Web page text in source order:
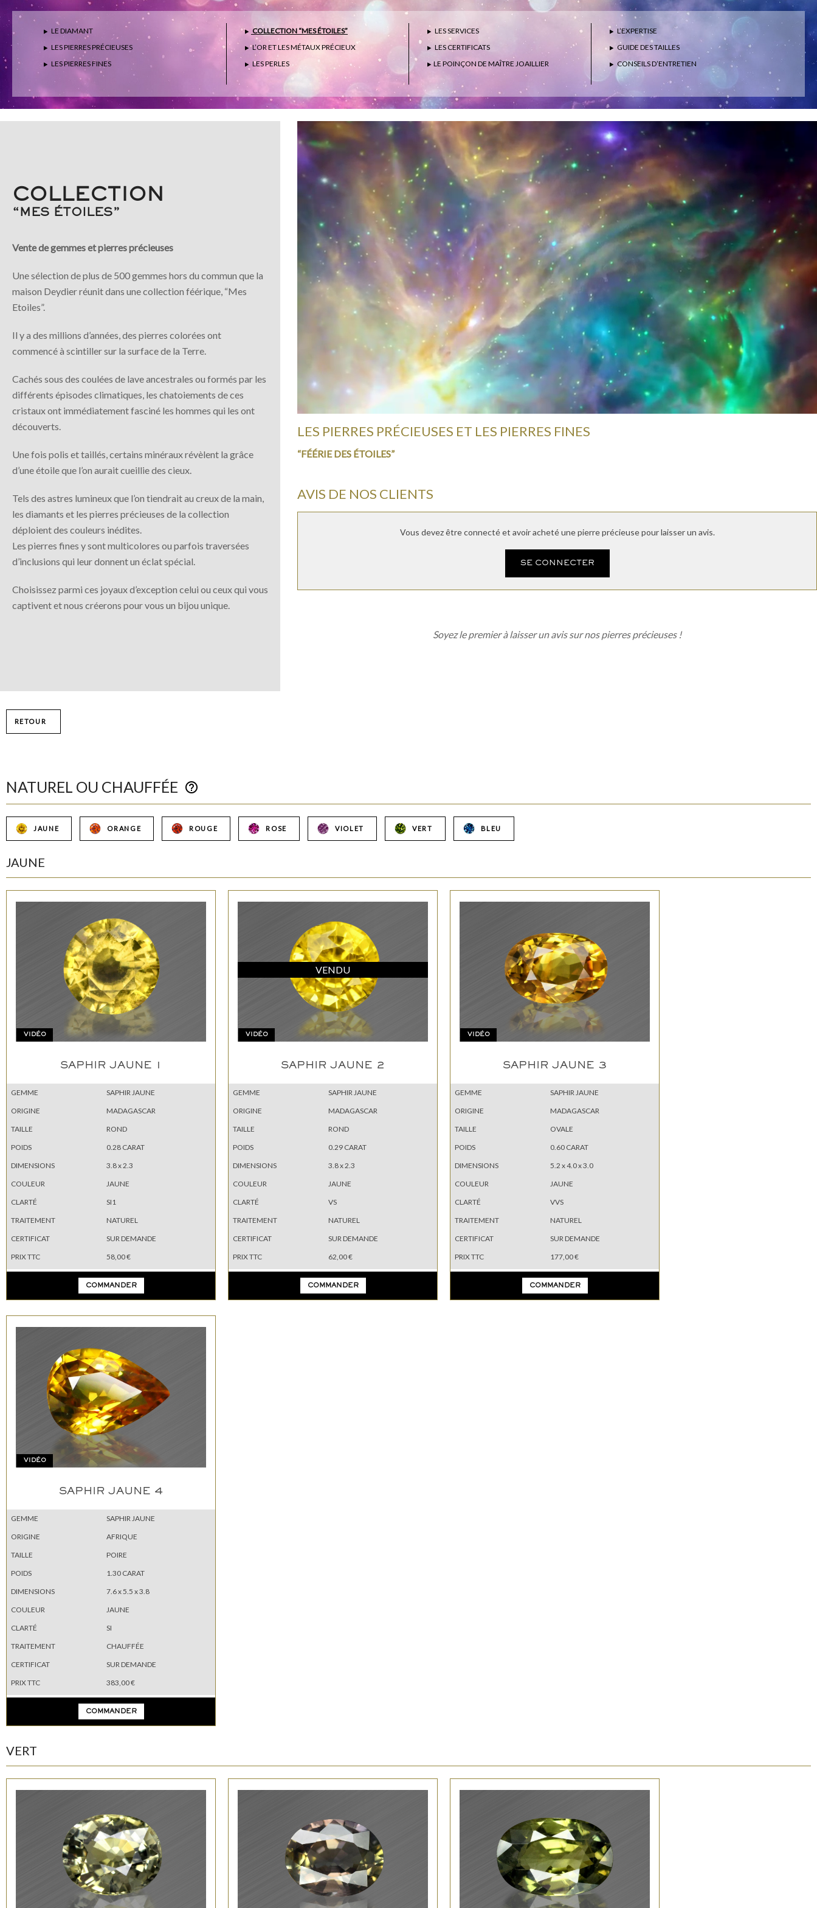
LE DIAMANT
LES PIERRES PRÉCIEUSES
LES PIERRES FINES
COLLECTION “MES ÉTOILES”
L’OR ET LES MÉTAUX PRÉCIEUX
LES PERLES
LES SERVICES
LES CERTIFICATS
LE POINÇON DE MAÎTRE JOAILLIER
L’EXPERTISE
GUIDE DES TAILLES
CONSEILS D’ENTRETIEN
COLLECTION
“MES ÉTOILES”
Vente de gemmes et pierres précieuses
Une sélection de plus de 500 gemmes hors du commun que la
maison Deydier réunit dans une collection féérique, “Mes
Etoiles”.
Il y a des millions d’années, des pierres colorées ont
commencé à scintiller sur la surface de la Terre.
Cachés sous des coulées de lave ancestrales ou formés par les
différents épisodes climatiques, les chatoiements de ces
cristaux ont immédiatement fasciné les hommes qui les ont
découverts.
Une fois polis et taillés, certains minéraux révèlent la grâce
d’une étoile que l’on aurait cueillie des cieux.
Tels des astres lumineux que l’on tiendrait au creux de la main,
les diamants et les pierres précieuses de la collection
déploient des couleurs inédites.
Les pierres fines y sont multicolores ou parfois traversées
d’inclusions qui leur donnent un éclat spécial.
Choisissez parmi ces joyaux d’exception celui ou ceux qui vous
captivent et nous créerons pour vous un bijou unique.
LES PIERRES PRÉCIEUSES ET LES PIERRES FINES
“FÉÉRIE DES ÉTOILES”
AVIS DE NOS CLIENTS
Vous devez être connecté et avoir acheté une pierre précieuse pour laisser un avis.
SE CONNECTER
Soyez le premier à laisser un avis sur nos pierres précieuses !
RETOUR
NATUREL OU CHAUFFÉE help_outline
JAUNE ORANGE ROUGE ROSE VIOLET VERT BLEU
JAUNE
VIDÉO
SAPHIR JAUNE 1
GEMME
SAPHIR JAUNE
ORIGINE
MADAGASCAR
TAILLE
ROND
POIDS
0.28 CARAT
DIMENSIONS
3.8 x 2.3
COULEUR
JAUNE
CLARTÉ
SI1
TRAITEMENT
NATUREL
CERTIFICAT
SUR DEMANDE
PRIX TTC
58,00 €
COMMANDER
VENDU
VIDÉO
SAPHIR JAUNE 2
GEMME
SAPHIR JAUNE
ORIGINE
MADAGASCAR
TAILLE
ROND
POIDS
0.29 CARAT
DIMENSIONS
3.8 x 2.3
COULEUR
JAUNE
CLARTÉ
VS
TRAITEMENT
NATUREL
CERTIFICAT
SUR DEMANDE
PRIX TTC
62,00 €
COMMANDER
VIDÉO
SAPHIR JAUNE 3
GEMME
SAPHIR JAUNE
ORIGINE
MADAGASCAR
TAILLE
OVALE
POIDS
0.60 CARAT
DIMENSIONS
5.2 x 4.0 x 3.0
COULEUR
JAUNE
CLARTÉ
VVS
TRAITEMENT
NATUREL
CERTIFICAT
SUR DEMANDE
PRIX TTC
177,00 €
COMMANDER
VIDÉO
SAPHIR JAUNE 4
GEMME
SAPHIR JAUNE
ORIGINE
AFRIQUE
TAILLE
POIRE
POIDS
1.30 CARAT
DIMENSIONS
7.6 x 5.5 x 3.8
COULEUR
JAUNE
CLARTÉ
SI
TRAITEMENT
CHAUFFÉE
CERTIFICAT
SUR DEMANDE
PRIX TTC
383,00 €
COMMANDER
VERT